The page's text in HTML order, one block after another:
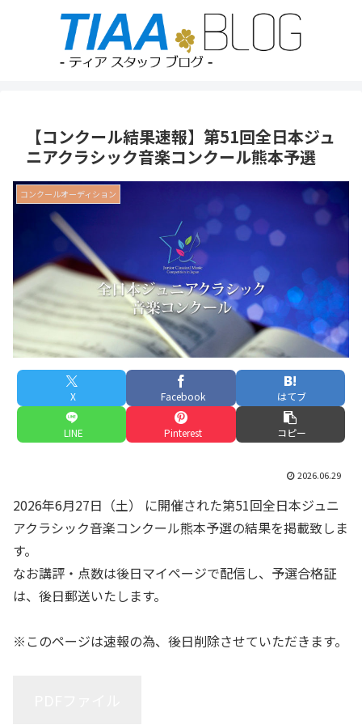
【コンクール結果速報】第51回全日本ジュ
ニアクラシック音楽コンクール熊本予選
コンクールオーディション
X Facebook はてブ
LINE Pinterest コピー
2026.06.29
2026年6月27日（土） に開催された第51回全日本ジュニ
アクラシック音楽コンクール熊本予選の結果を掲載致しま
す。
なお講評・点数は後日マイページで配信し、予選合格証
は、後日郵送いたします。
※このページは速報の為、後日削除させていただきます。